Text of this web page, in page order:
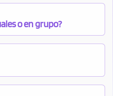
o en grupo?